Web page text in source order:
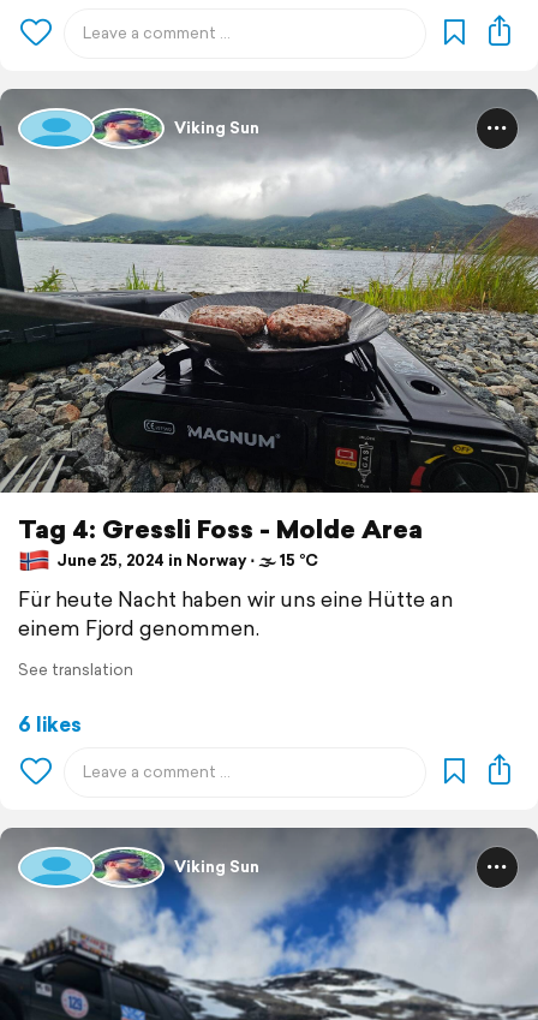
Viking Sun
Tag 4: Gressli Foss - Molde Area
June 25, 2024 in Norway ⋅ 🌫 15 °C
Für heute Nacht haben wir uns eine Hütte an
einem Fjord genommen.
See translation
6 likes
Viking Sun